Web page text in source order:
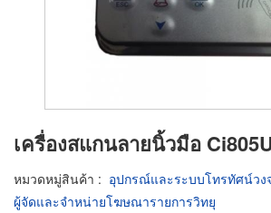
เครื่องสแกนลายนิ้วมือ
หมวดหมู่สินค้า : อุปกรณ์และระบบโทรทัศน์วง
ผู้จัดและจำหน่ายโฆษณารายการวิทยุ